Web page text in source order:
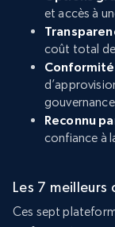
et accès à
coût total
Conformité
gouvernance
Reconnu
confiance à
Les 7
Ces sept